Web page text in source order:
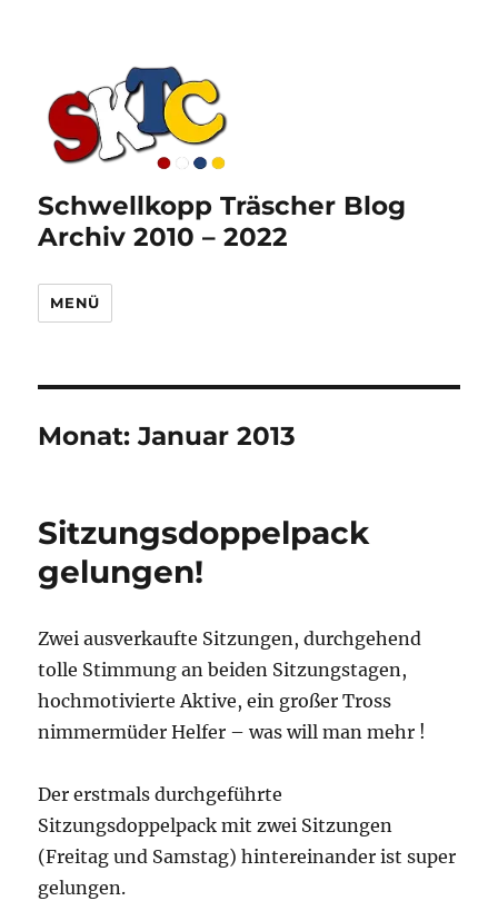
Schwellkopp Träscher Blog
Archiv 2010 – 2022
MENÜ
Monat:Januar 2013
Sitzungsdoppelpack
gelungen!
Zwei ausverkaufte Sitzungen, durchgehend
tolle Stimmung an beiden Sitzungstagen,
hochmotivierte Aktive, ein großer Tross
nimmermüder Helfer – was will man mehr !
Der erstmals durchgeführte
Sitzungsdoppelpack mit zwei Sitzungen
(Freitag und Samstag) hintereinander ist super
gelungen.